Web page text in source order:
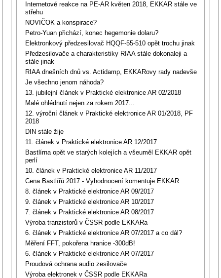
Internetové reakce na PE-AR květen 2018, EKKAR stále ve
střehu
NOVIČOK a konspirace?
Petro-Yuan přichází, konec hegemonie dolaru?
Elektronkový předzesilovač HQQF-55-510 opět trochu jinak
Předzesilovače a charakteristiky RIAA stále dokonaleji a
stále jinak
RIAA dnešních dnů vs. Actidamp, EKKARovy rady nadevše
Je všechno jenom náhoda?
13. jubilejní článek v Praktické elektronice AR 02/2018
Malé ohlédnutí nejen za rokem 2017...
12. výroční článek v Praktické elektronice AR 01/2018, PF
2018
DIN stále žije
11. článek v Praktické elektronice AR 12/2017
Bastlírna opět ve starých kolejích a všeuměl EKKAR opět
perlí
10. článek v Praktické elektronice AR 11/2017
Cena Bastlířů 2017 - Vyhodnocení komentuje EKKAR
8. článek v Praktické elektronice AR 09/2017
9. článek v Praktické elektronice AR 10/2017
7. článek v Praktické elektronice AR 08/2017
Výroba tranzistorů v ČSSR podle EKKARa
6. článek v Praktické elektronice AR 07/2017 a co dál?
Měření FFT, pokořena hranice -300dB!
6. článek v Praktické elektronice AR 07/2017
Proudová ochrana audio zesilovače
Výroba elektronek v ČSSR podle EKKARa